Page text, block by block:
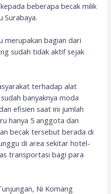
beberapa becak milik
Surabaya.
merupakan bagian dari
sudah tidak aktif sejak
terhadap alat
banyaknya moda
efisien saat ini jumlah
hanya 5 anggota dan
becak tersebut berada di
di area sekitar hotel-
transportasi bagi para
Ni Komang